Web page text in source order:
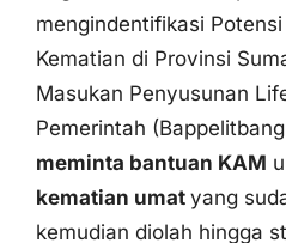
Kematian di Provinsi
Masukan Penyusunan
Pemerintah
meminta bantuan KAM
kematian umat yang
kemudian diolah hingga
Kita bersedia